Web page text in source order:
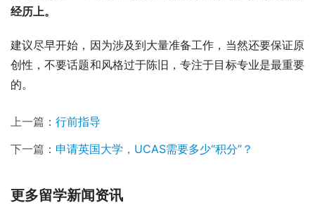
经历上。
建议尽早开始，因为涉及到大量准备工作，当然还要保证原
创性，不要话题和风格过于陈旧，专注于目标专业是最重要
的。
上一篇： 行前指导
下一篇： 申请英国大学，UCAS需要多少“积分”？
更多留学新闻资讯